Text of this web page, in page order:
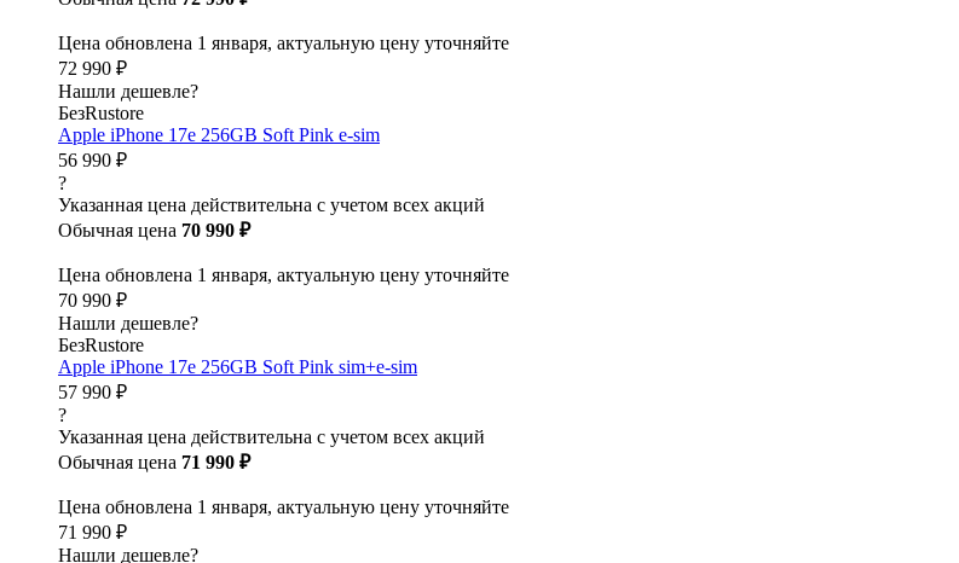
Цена обновлена 1 января, актуальную цену уточняйте
72 990 ₽
Нашли дешевле?
БезRustore
Apple iPhone 17e 256GB Soft Pink e-sim
56 990 ₽
?
Указанная цена действительна с учетом всех акций
Обычная цена 70 990 ₽
Цена обновлена 1 января, актуальную цену уточняйте
70 990 ₽
Нашли дешевле?
БезRustore
Apple iPhone 17e 256GB Soft Pink sim+e-sim
57 990 ₽
?
Указанная цена действительна с учетом всех акций
Обычная цена 71 990 ₽
Цена обновлена 1 января, актуальную цену уточняйте
71 990 ₽
Нашли дешевле?